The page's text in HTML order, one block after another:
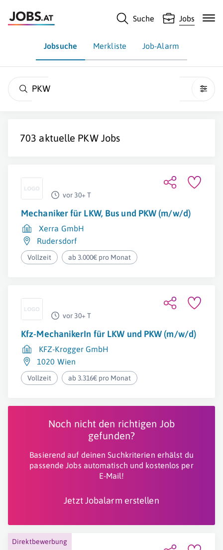
Suche Jobs
Jobsuche Merkliste Job-Alarm
PKW
703 aktuelle PKWJobs
vor 30+ T
Mechaniker für LKW, Bus und PKW (m/w/d)
Xerra GmbH
Rudersdorf
Vollzeit ab 3.000€ pro Monat
vor 30+ T
Kfz-MechanikerIn für LKW und PKW (m/w/d)
KFZ-Krogger GmbH
1020 Wien
Vollzeit ab 3.316€ pro Monat
Noch nicht den richtigen Job
gefunden?
Basierend auf deinen Suchkriterien erhälst du
passende Jobs automatisch und kostenlos per
E-Mail!
Jetzt Jobalarm erstellen
Direktbewerbung